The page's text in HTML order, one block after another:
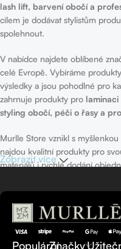
lash lift, barvení obočí a
cílem je dodávat stylistům
spolehnout.
V nabídce najdete oblíbené
celé Evropě. Vybíráme
výsledky a jsou pohodlné pro
zahrnuje produkty pro
styling obočí, péči o řasy a
Murlle Store vznikl s
najdou kvalitní produkty pro
materiálů i rychlé dodání
Věříme, že krásná práce
Murlle Store.
Zobrazit více
PopulárníZnačky